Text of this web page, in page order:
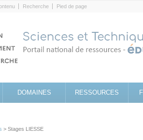
Recherche Pied de page
DOMAINES RESSOURCES
> Stages LIESSE